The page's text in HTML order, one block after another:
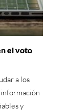
el voto
a los
y